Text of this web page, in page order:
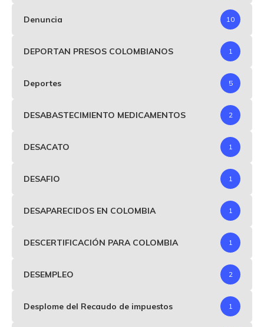
Denuncia 10
DEPORTAN PRESOS COLOMBIANOS 1
Deportes 5
DESABASTECIMIENTO MEDICAMENTOS 2
DESACATO 1
DESAFIO 1
DESAPARECIDOS EN COLOMBIA 1
DESCERTIFICACIÓN PARA COLOMBIA 1
DESEMPLEO 2
Desplome del Recaudo de impuestos 1